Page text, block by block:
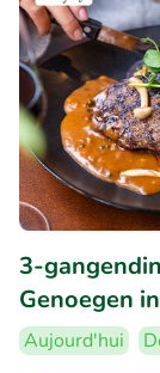
3-
Genoegen
Aujourd'hui